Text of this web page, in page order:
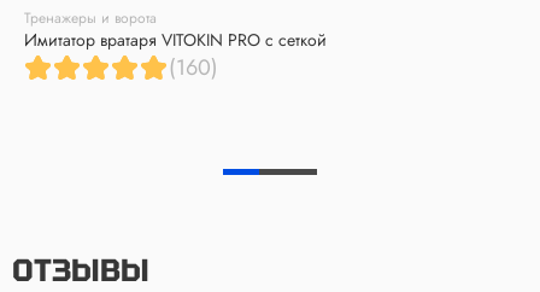
Тренажеры и ворота
Имитатор вратаря VITOKIN PRO с сеткой
(160)
ОТЗЫВЫ